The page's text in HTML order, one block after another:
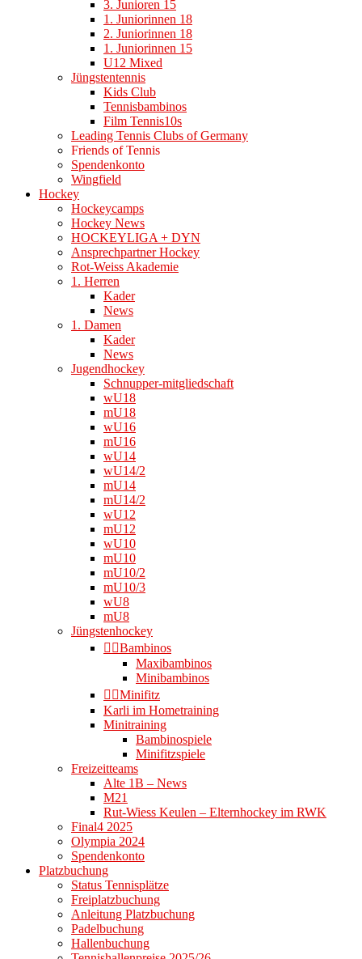
3. Junioren 15
1. Juniorinnen 18
2. Juniorinnen 18
1. Juniorinnen 15
U12 Mixed
Jüngstentennis
Kids Club
Tennisbambinos
Film Tennis10s
Leading Tennis Clubs of Germany
Friends of Tennis
Spendenkonto
Wingfield
Hockey
Hockeycamps
Hockey News
HOCKEYLIGA + DYN
Ansprechpartner Hockey
Rot-Weiss Akademie
1. Herren
Kader
News
1. Damen
Kader
News
Jugendhockey
Schnupper-mitgliedschaft
wU18
mU18
wU16
mU16
wU14
wU14/2
mU14
mU14/2
wU12
mU12
wU10
mU10
mU10/2
mU10/3
wU8
mU8
Jüngstenhockey
👉🏻Bambinos
Maxibambinos
Minibambinos
👉🏻Minifitz
Karli im Hometraining
Minitraining
Bambinospiele
Minifitzspiele
Freizeitteams
Alte 1B – News
M21
Rut-Wiess Keulen – Elternhockey im RWK
Final4 2025
Olympia 2024
Spendenkonto
Platzbuchung
Status Tennisplätze
Freiplatzbuchung
Anleitung Platzbuchung
Padelbuchung
Hallenbuchung